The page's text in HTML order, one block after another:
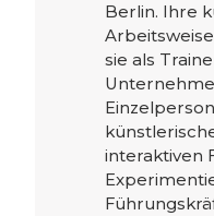
Berlin. Ihre
sie als
interaktiven